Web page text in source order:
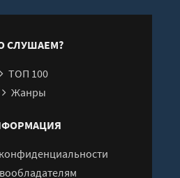
СЛУШАЕМ?
ТОП 100
Жанры